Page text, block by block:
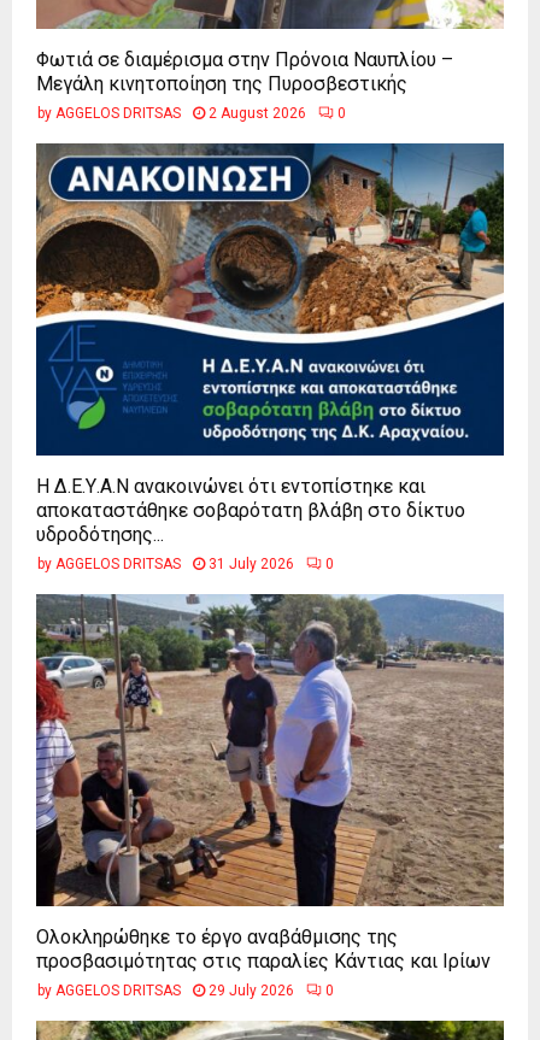
Φωτιά σε διαμέρισμα στην Πρόνοια Ναυπλίου –
Μεγάλη κινητοποίηση της Πυροσβεστικής
by AGGELOS DRITSAS 2 August 2026 0
Η Δ.Ε.Υ.Α.Ν ανακοινώνει ότι εντοπίστηκε και
αποκαταστάθηκε σοβαρότατη βλάβη στο δίκτυο
υδροδότησης...
by AGGELOS DRITSAS 31 July 2026 0
Ολοκληρώθηκε το έργο αναβάθμισης της
προσβασιμότητας στις παραλίες Κάντιας και Ιρίων
by AGGELOS DRITSAS 29 July 2026 0